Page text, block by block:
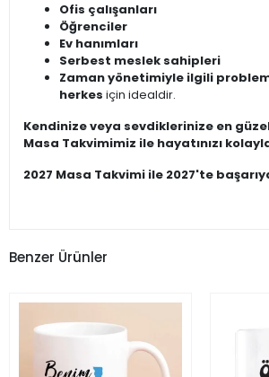
Ofis çalışanları
Öğrenciler
Ev hanımları
Serbest meslek sahipleri
Zaman yönetimiyle ilgili
herkes için idealdir.
Kendinize veya sevdiklerinize en
Masa Takvimimiz ile hayatınızı
2027 Masa Takvimi ile 2027'te
Benzer Ürünler